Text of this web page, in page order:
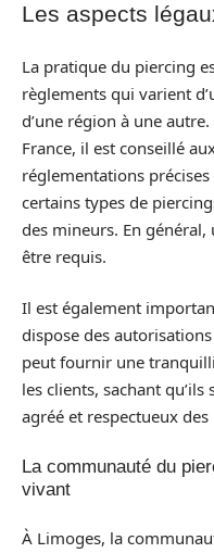
Les aspects
La pratique du piercing
règlements qui varient
d’une région à une
France, il est conseillé
réglementations
certains types de
des mineurs. En
être requis.
Il est également
dispose des
peut fournir une
les clients, sachant
agréé et respectueux
La communauté du
vivant
À Limoges, la